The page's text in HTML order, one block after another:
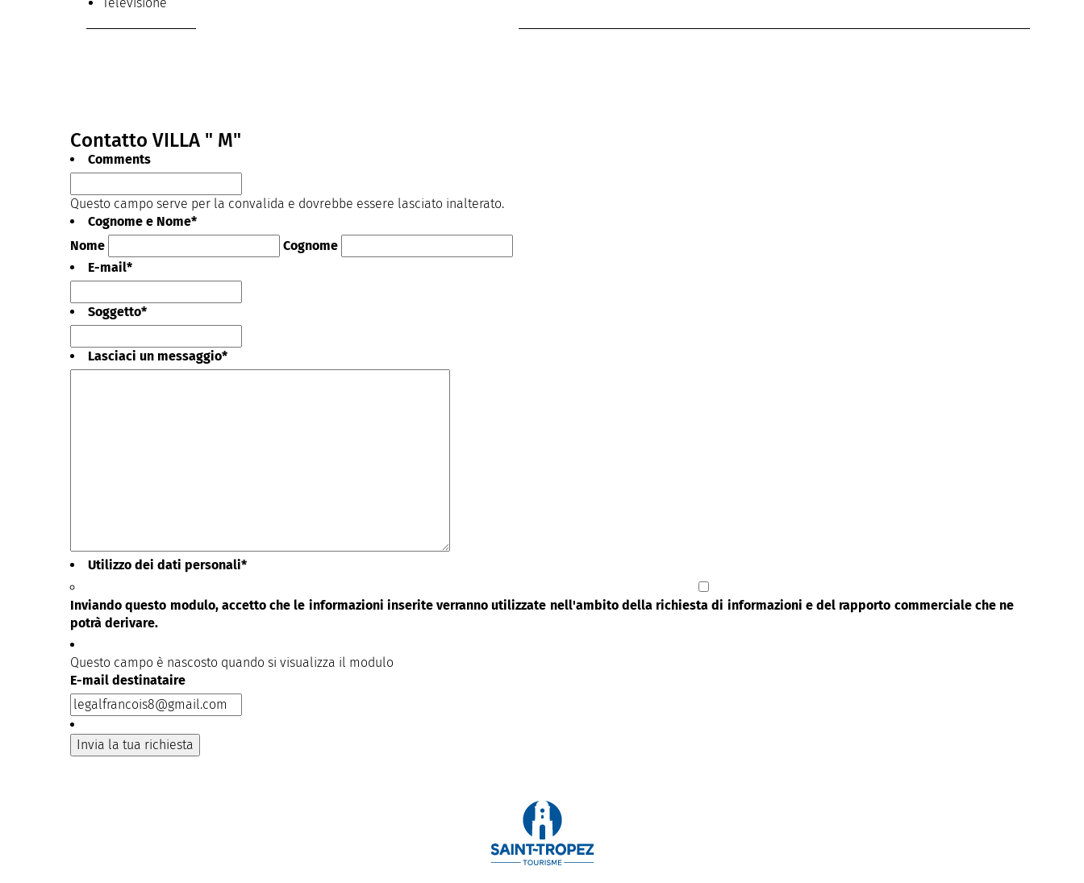
Contatto VILLA " M"
Comments
Questo campo serve per la convalida e dovrebbe essere lasciato inalterato.
Cognome e Nome*
Nome
Cognome
E-mail*
Soggetto*
Lasciaci un messaggio*
Utilizzo dei dati personali*
Inviando questo modulo, accetto che le informazioni inserite verranno utilizzate nell'ambito della richiesta di informazioni e del rapporto commerciale che ne
potrà derivare.
Questo campo è nascosto quando si visualizza il modulo
E-mail destinataire